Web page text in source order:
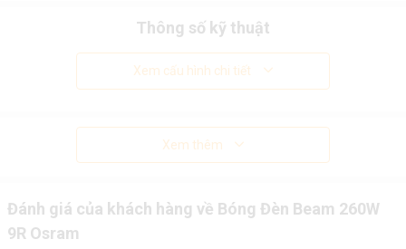
Thông số kỹ thuật
Xem cấu hình chi tiết
Xem thêm
Đánh giá của khách hàng về Bóng Đèn Beam 260W
9R Osram